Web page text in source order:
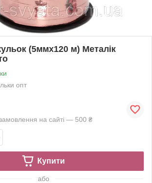
(5ммх120 м) Металік
опт
на сайті — 500 ₴
Купити
або